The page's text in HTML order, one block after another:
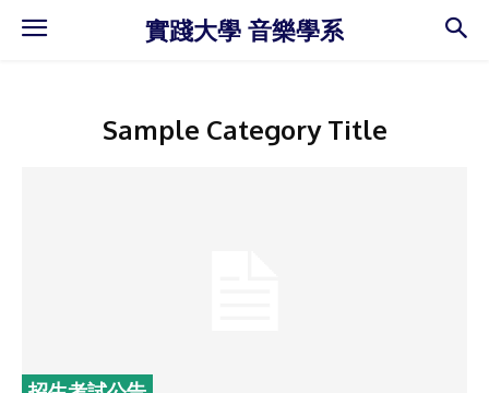
實踐大學 音樂學系
Sample Category Title